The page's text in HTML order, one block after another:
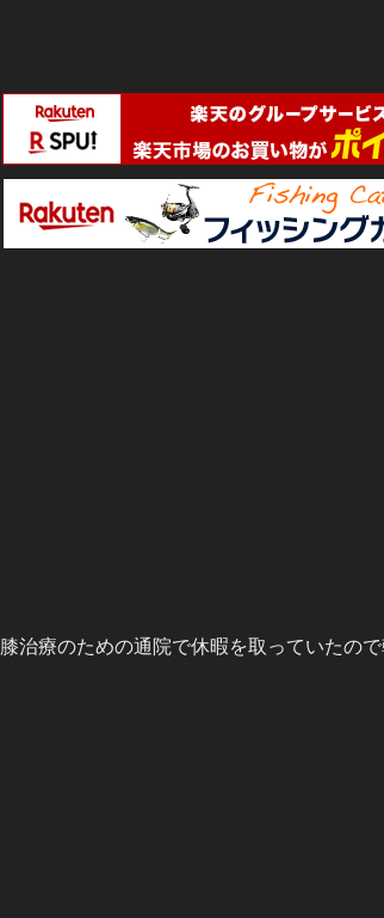
膝治療のための通院で休暇を取っていたので